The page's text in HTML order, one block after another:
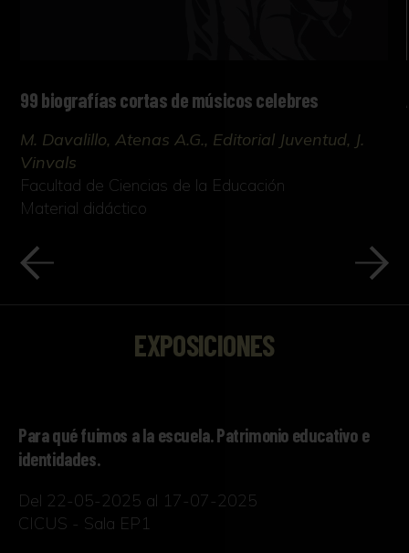
99 biografías cortas de músicos celebres
M. Davalillo, Atenas A.G., Editorial Juventud, J.
Vinvals
Facultad de Ciencias de la Educación
Material didáctico
EXPOSICIONES
Para qué fuimos a la escuela. Patrimonio educativo e
identidades.
Del 22-05-2025 al 17-07-2025
CICUS - Sala EP1